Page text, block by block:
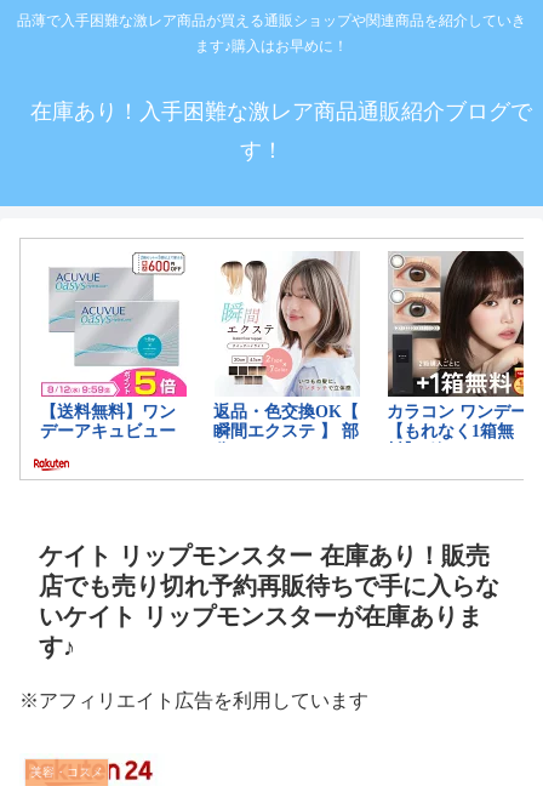
品薄で入手困難な激レア商品が買える通販ショップや関連商品を紹介していき
ます♪購入はお早めに！
在庫あり！入手困難な激レア商品通販紹介ブログで
す！
ケイト リップモンスター 在庫あり！販売
店でも売り切れ予約再販待ちで手に入らな
いケイト リップモンスターが在庫ありま
す♪
※アフィリエイト広告を利用しています
美容・コスメ